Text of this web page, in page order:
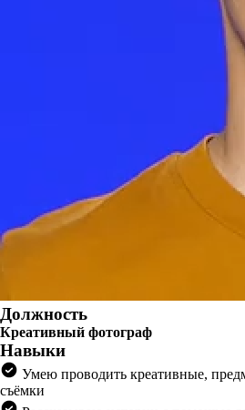
Должность
Креативный фотограф
Навыки
Умею проводить креативные,
съёмки